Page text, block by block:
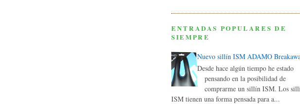
ENTRADAS POPULARES DE
SIEMPRE
Nuevo sillín ISM ADAMO
Desde hace algún tiempo he estado
pensando en la posibilidad de
comprarme un sillín ISM. Los
ISM tienen una forma pensada para a...